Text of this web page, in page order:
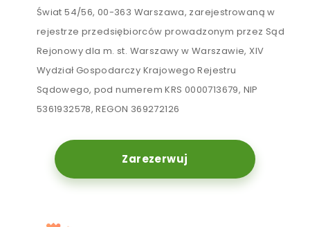
Świat 54/56, 00-363 Warszawa, zarejestrowaną w
rejestrze przedsiębiorców prowadzonym przez Sąd
Rejonowy dla m. st. Warszawy w Warszawie, XIV
Wydział Gospodarczy Krajowego Rejestru
Sądowego, pod numerem KRS 0000713679, NIP
5361932578, REGON 369272126
Zarezerwuj